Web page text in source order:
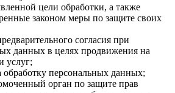
цели обработки, а также
законом меры по защите своих
согласия при
данных в целях продвижения на
услуг;
обработку персональных данных;
орган по защите прав